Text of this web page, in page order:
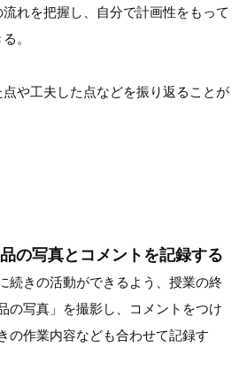
れを把握し、自分で計画性をもって
。
や工夫した点などを振り返ることが
の写真とコメントを記録する
続きの活動ができるよう、授業の終
の写真」を撮影し、コメントをつけ
の作業内容なども合わせて記録す